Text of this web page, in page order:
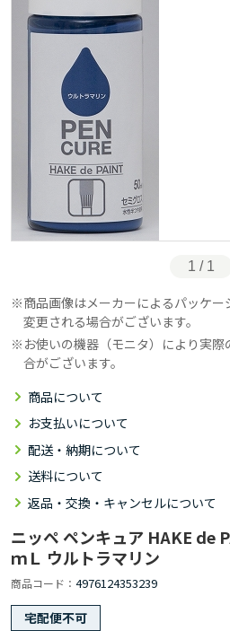
1 / 1
商品画像はメーカーによるパッケ
変更される場合がございます。
お使いの機器（モニタ）により実
合がございます。
商品について
お支払いについて
配送・納期について
送料について
返品・交換・キャンセルについて
ニッペ ペンキュア HAKE de
ｍＬ ウルトラマリン
商品コード 4976124353239
宅配便不可